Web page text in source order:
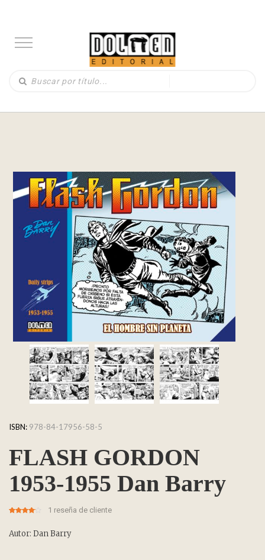
ISBN: 978-84-17956-58-5
FLASH GORDON
1953-1955 Dan Barry
on
customer
1 reseña de cliente
Autor: Dan Barry